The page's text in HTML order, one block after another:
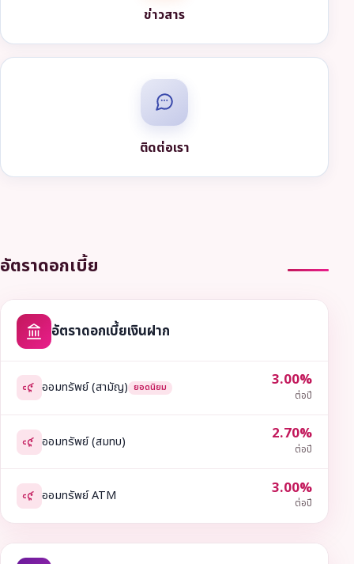
ข่าวสาร
ติดต่อเรา
อัตราดอกเบี้ย
อัตราดอกเบี้ยเงินฝาก
ออมทรัพย์ (สามัญ) ยอดนิยม 3.00%
ต่อปี
ออมทรัพย์ (สมทบ) 2.70%
ต่อปี
ออมทรัพย์ ATM 3.00%
ต่อปี